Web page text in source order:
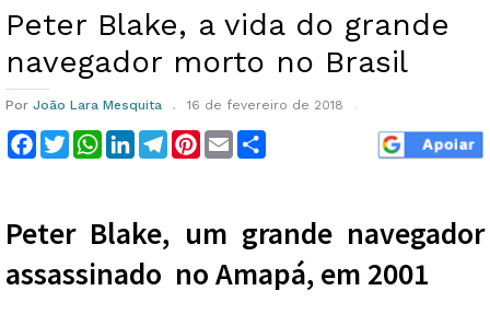
Peter Blake, a vida do grande
navegador morto no Brasil
Por João Lara Mesquita 16 de fevereiro de 2018
Facebook
TwitterWhatsApp
LinkedInTelegram
Pinterest
Email
Peter Blake, um grande navegador
assassinado no Amapá, em 2001